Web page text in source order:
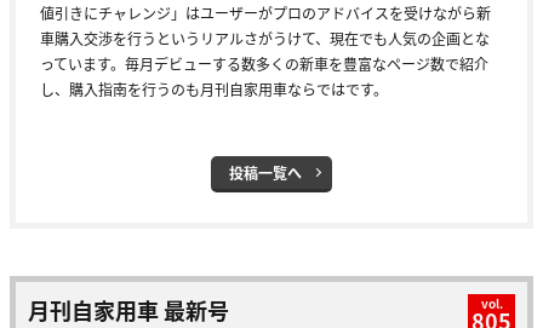
値引きにチャレンジ」はユーザーがプロのアドバイスを受けながら新
車購入交渉を行うというリアルさがうけて、現在でも人気の企画とな
っています。毎月デビューする数多くの新車を豊富なページ数で紹介
し、購入指南を行うのも月刊自家用車ならではです。
投稿一覧へ
月刊自家用車 最新号 vol.
805